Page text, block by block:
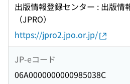
出版情報登録センター : 出版情
（JPRO）
https://jpro2.jpo.or.jp/
JP-eコード
06A0000000000985038C